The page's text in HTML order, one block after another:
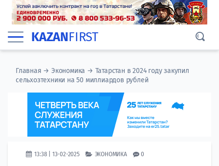
KAZANFIRST
Главная →Экономика → Татарстан в 2024 году закупил
сельхозтехники на 50 миллиардов рублей
13:38 | 13-02-2025 ЭКОНОМИКА 0